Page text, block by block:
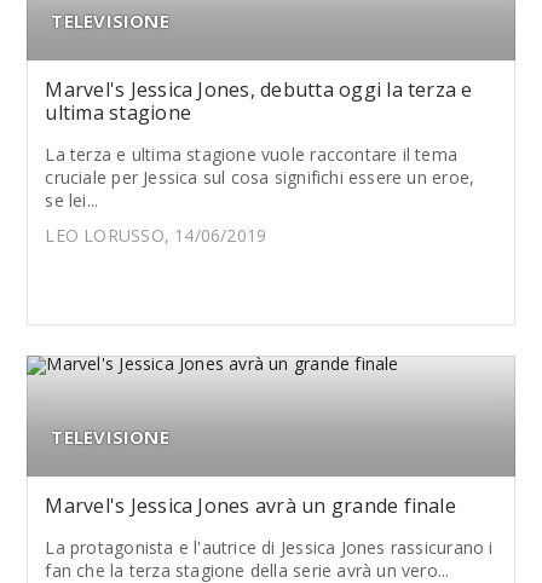
TELEVISIONE
Marvel's Jessica Jones, debutta oggi la terza e
ultima stagione
La terza e ultima stagione vuole raccontare il tema
cruciale per Jessica sul cosa significhi essere un eroe,
se lei...
LEO LORUSSO, 14/06/2019
TELEVISIONE
Marvel's Jessica Jones avrà un grande finale
La protagonista e l'autrice di Jessica Jones rassicurano i
fan che la terza stagione della serie avrà un vero...